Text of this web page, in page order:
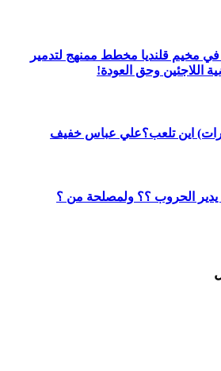
مخيم قلنديا مخطط ممنهج لتدمير
اللاجئين وحق العودة!
اين تلعب؟علي عباس خفيف
الحروب ؟؟ ولمصلحة من ؟